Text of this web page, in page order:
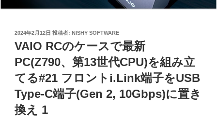
投
稿
日:
2024年2月12日 投稿者: NISHY SOFTWARE
VAIO RCのケースで最新
PC(Z790、第13世代CPU)を組み立
てる#21 フロントi.Link端子をUSB
Type-C端子(Gen 2, 10Gbps)に置き
換え 1